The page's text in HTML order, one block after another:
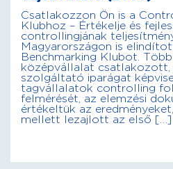
Csatlakozzon Ön is a
Klubhoz – Értékelje és
controllingjának
Magyarországon is
Benchmarking Klubot.
középvállalat csatlakozott,
szolgáltató iparágat
tagvállalatok controlling
felmérését, az elemzési
értékeltük az
mellett lezajlott az első […]